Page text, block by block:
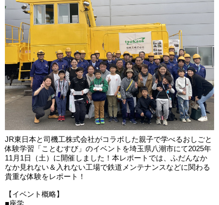
JR東日本と司機工株式会社がコラボした親子で学べるおしごと
体験学習「ことむすび」のイベントを埼玉県八潮市にて2025年
11月1日（土）に開催しました！本レポートでは、ふだんなか
なか見れない＆入れない工場で鉄道メンテナンスなどに関わる
貴重な体験をレポート！
【イベント概略】
■座学